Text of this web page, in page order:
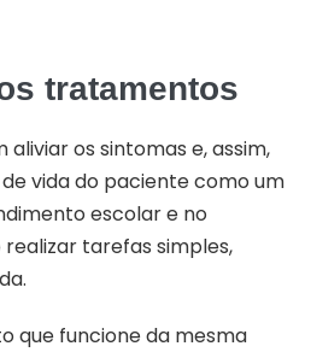
tratamentos
os sintomas e, assim,
vida do paciente como um
escolar e no
tarefas simples,
que funcione da mesma